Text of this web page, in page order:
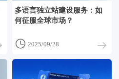
多语言独立站建设服务：如
何征服全球市场？
 2025/09/28